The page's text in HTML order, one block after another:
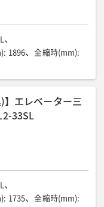
: 1896 全縮時(mm):
】エレベーター三
33SL
: 1735 全縮時(mm):